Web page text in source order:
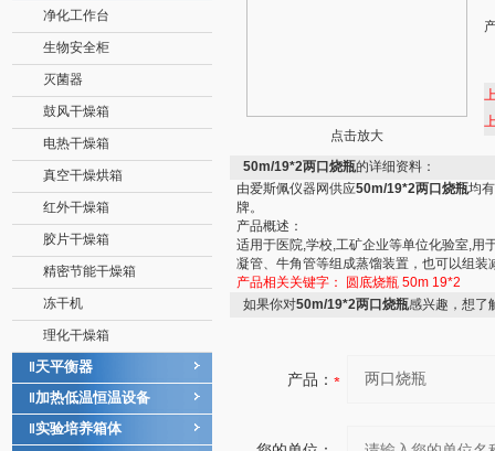
净化工作台
生物安全柜
灭菌器
鼓风干燥箱
电热干燥箱
真空干燥烘箱
红外干燥箱
胶片干燥箱
精密节能干燥箱
冻干机
理化干燥箱
天平衡器
加热低温恒温设备
实验培养箱体
点击放大
50m/19*2两口烧瓶的详细资料：
由爱斯佩仪器网供应50m/19*2两口烧瓶均
牌。
产品概述：
适用于医院,学校,工矿企业等单位化验室,用
凝管、牛角管等组成蒸馏装置，也可以组装
产品相关关键字：
圆底烧瓶 50m 19*2
如果你对50m/19*2两口烧瓶感兴趣，想了
产品：